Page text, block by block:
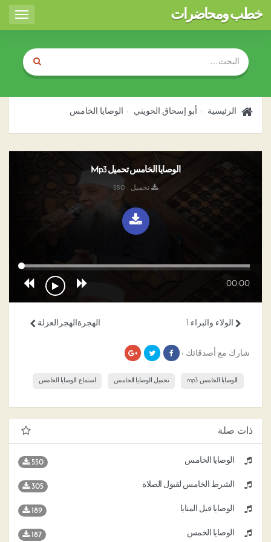
Toggle
خطب ومحاضرات
الرئيسية أبو إسحاق الحويني الوصايا الخامس
الوصايا الخامس تحميل Mp3
تحميل : 550
00:00
الهجرةالهجرالعزلة الولاء والبراء 1
شارك مع أصدقائك ›
الوصايا الخامس mp3 تحميل الوصايا الخامس استماع الوصايا الخامس
ذات صلة
الوصايا الخامس 550
الشرط الخامس لقبول الصلاة 305
الوصايا قبل المنايا 189
الوصايا الخمس 187